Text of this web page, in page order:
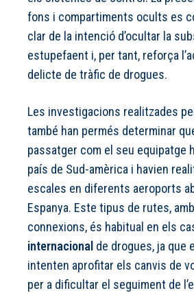
fons i compartiments ocults es
clar de la intenció d’ocultar la
estupefaent i, per tant, reforça
delicte de tràfic de drogues.
Les investigacions realitzades
també han permés determinar
passatger com el seu equipatge
país de Sud-amèrica i havien
escales en diferents aeroports
Espanya. Este tipus de rutes,
connexions, és habitual en els
internacional de drogues, ja que
intenten aprofitar els canvis de
per a dificultar el seguiment de